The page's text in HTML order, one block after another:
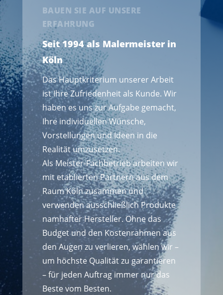
BAUEN SIE AUF UNSERE
ERFAHRUNG
Seit 1994 als Malermeister in
Köln
Das Hauptkriterium unserer Arbeit
ist Ihre Zufriedenheit als Kunde. Wir
haben es uns zur Aufgabe gemacht,
Ihre individuellen Wünsche,
Vorstellungen und Ideen in die
Realität umzusetzen.
Als Meister-Fachbetrieb arbeiten wir
mit etablierten Partnern aus dem
Raum Köln zusammen und
verwenden ausschließlich Produkte
namhafter Hersteller. Ohne das
Budget und den Kostenrahmen aus
den Augen zu verlieren, wählen wir –
um höchste Qualität zu garantieren
– für jeden Auftrag immer nur das
Beste vom Besten.